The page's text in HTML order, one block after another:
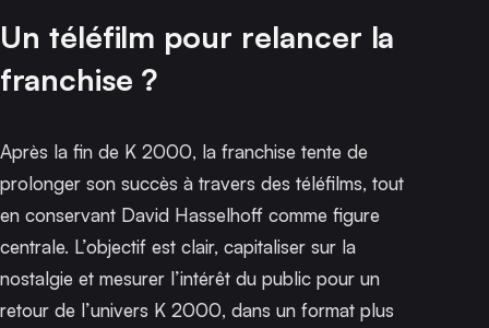
Un téléfilm pour relancer la
franchise ?
Après la fin de K 2000, la franchise tente de
prolonger son succès à travers des téléfilms, tout
en conservant David Hasselhoff comme figure
centrale. L’objectif est clair, capitaliser sur la
nostalgie et mesurer l’intérêt du public pour un
retour de l’univers K 2000, dans un format plus